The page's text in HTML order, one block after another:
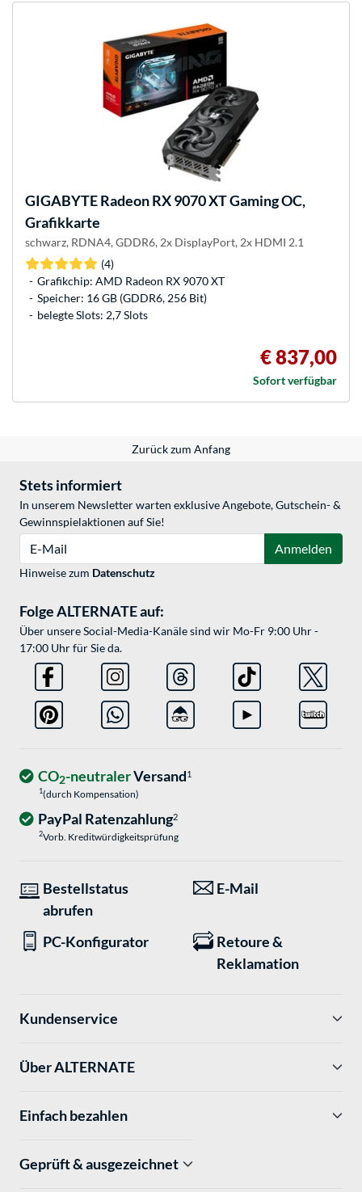
GIGABYTERadeon RX 9070 XT Gaming OC,
Grafikkarte
schwarz, RDNA4, GDDR6, 2x DisplayPort, 2x HDMI 2.1
(4)
Grafikchip: AMD Radeon RX 9070 XT
Speicher: 16 GB (GDDR6, 256 Bit)
belegte Slots: 2,7 Slots
€ 837,00
Sofort verfügbar
Zurück zum Anfang
Stets informiert
In unserem Newsletter warten exklusive Angebote, Gutschein- &
Gewinnspielaktionen auf Sie!
Anmelden
Hinweise zum Datenschutz
Folge ALTERNATE auf:
Über unsere Social-Media-Kanäle sind wir Mo-Fr 9:00 Uhr -
17:00 Uhr für Sie da.
CO2-neutralerVersand1
1(durch Kompensation)
PayPal Ratenzahlung2
2Vorb. Kreditwürdigkeitsprüfung
Bestellstatus
abrufen
E-Mail
PC-Konfigurator
Retoure &
Reklamation
Kundenservice
Über ALTERNATE
Einfach bezahlen
Geprüft & ausgezeichnet